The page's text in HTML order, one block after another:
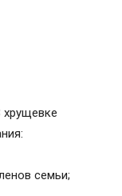
хрущевке
семьи;